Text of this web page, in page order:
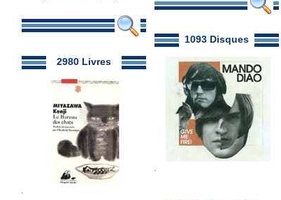
1093 Disques
2980 Livres